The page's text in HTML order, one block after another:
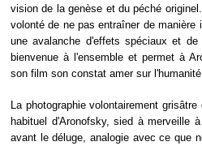
vision de la genèse et du péché
volonté de ne pas entraîner de
une avalanche d'effets spéciaux et
bienvenue à l'ensemble et permet à
son film son constat amer sur
La photographie volontairement
habituel d'Aronofsky, sied à merveille
avant le déluge, analogie avec ce que